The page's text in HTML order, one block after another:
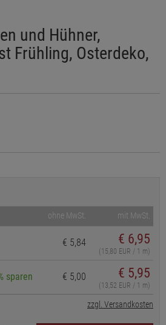
und Hühner,
Frühling, Osterdeko,
ohne MwSt. mit MwSt.
€ 5,84 € 6,95
(15,80 EUR / 1 m)
sparen € 5,00 € 5,95
(13,52 EUR / 1 m)
zzgl. Versandkosten